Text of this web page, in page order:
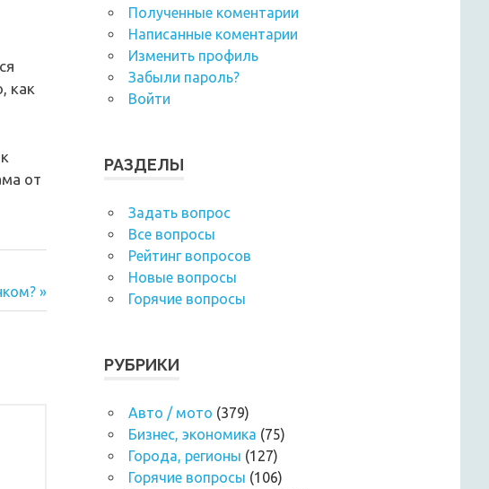
как
от
Полученные коментарии
Написанные коментарии
Изменить профиль
Забыли пароль?
Войти
РАЗДЕЛЫ
Задать вопрос
Все вопросы
Рейтинг вопросов
Новые вопросы
Горячие вопросы
РУБРИКИ
Авто / мото (379)
Бизнес, экономика (75)
Города, регионы (127)
Горячие вопросы (106)